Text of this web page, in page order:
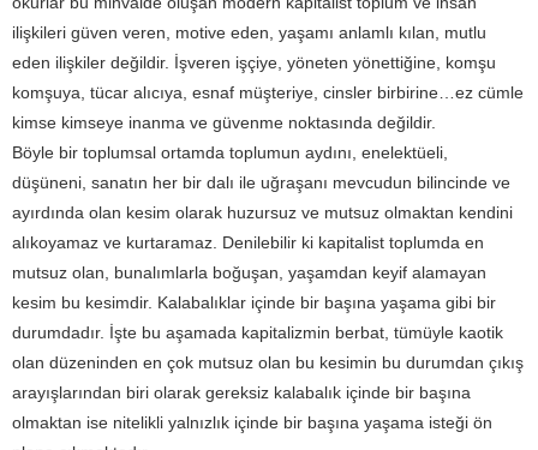
ilişkileri güven veren, motive eden, yaşamı anlamlı kılan, mutlu
eden ilişkiler değildir. İşveren işçiye, yöneten yönettiğine, komşu
komşuya, tücar alıcıya, esnaf müşteriye, cinsler birbirine…ez cümle
kimse kimseye inanma ve güvenme noktasında değildir.
Böyle bir toplumsal ortamda toplumun aydını, enelektüeli,
düşüneni, sanatın her bir dalı ile uğraşanı mevcudun bilincinde ve
ayırdında olan kesim olarak huzursuz ve mutsuz olmaktan kendini
alıkoyamaz ve kurtaramaz. Denilebilir ki kapitalist toplumda en
mutsuz olan, bunalımlarla boğuşan, yaşamdan keyif alamayan
kesim bu kesimdir. Kalabalıklar içinde bir başına yaşama gibi bir
durumdadır. İşte bu aşamada kapitalizmin berbat, tümüyle kaotik
olan düzeninden en çok mutsuz olan bu kesimin bu durumdan çıkış
arayışlarından biri olarak gereksiz kalabalık içinde bir başına
olmaktan ise nitelikli yalnızlık içinde bir başına yaşama isteği ön